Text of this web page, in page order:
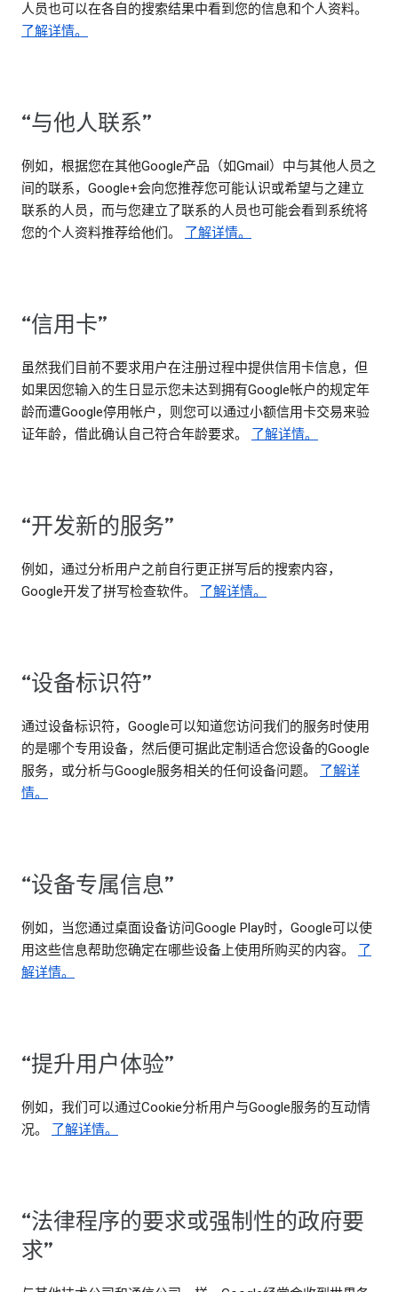
人员也可以在各自的搜索结果中看到您的信息和个人资料。
了解详情。
“与他人联系”
例如，根据您在其他Google产品（如Gmail）中与其他人员之
间的联系，Google+会向您推荐您可能认识或希望与之建立
联系的人员，而与您建立了联系的人员也可能会看到系统将
您的个人资料推荐给他们。 了解详情。
“信用卡”
虽然我们目前不要求用户在注册过程中提供信用卡信息，但
如果因您输入的生日显示您未达到拥有Google帐户的规定年
龄而遭Google停用帐户，则您可以通过小额信用卡交易来验
证年龄，借此确认自己符合年龄要求。 了解详情。
“开发新的服务”
例如，通过分析用户之前自行更正拼写后的搜索内容，
Google开发了拼写检查软件。 了解详情。
“设备标识符”
通过设备标识符，Google可以知道您访问我们的服务时使用
的是哪个专用设备，然后便可据此定制适合您设备的Google
服务，或分析与Google服务相关的任何设备问题。 了解详
情。
“设备专属信息”
例如，当您通过桌面设备访问Google Play时，Google可以使
用这些信息帮助您确定在哪些设备上使用所购买的内容。 了
解详情。
“提升用户体验”
例如，我们可以通过Cookie分析用户与Google服务的互动情
况。 了解详情。
“法律程序的要求或强制性的政府要
求”